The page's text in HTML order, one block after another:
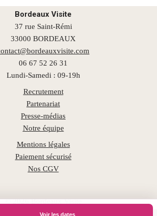
Voir les dates
Bordeaux Visite
37 rue Saint-Rémi
33000 BORDEAUX
06 67 52 26 31
Lundi-Samedi : 09-19h
Recrutement
Partenariat
Presse-médias
Notre équipe
Mentions légales
Paiement sécurisé
Nos CGV
© 2026 Bordeaux Visite